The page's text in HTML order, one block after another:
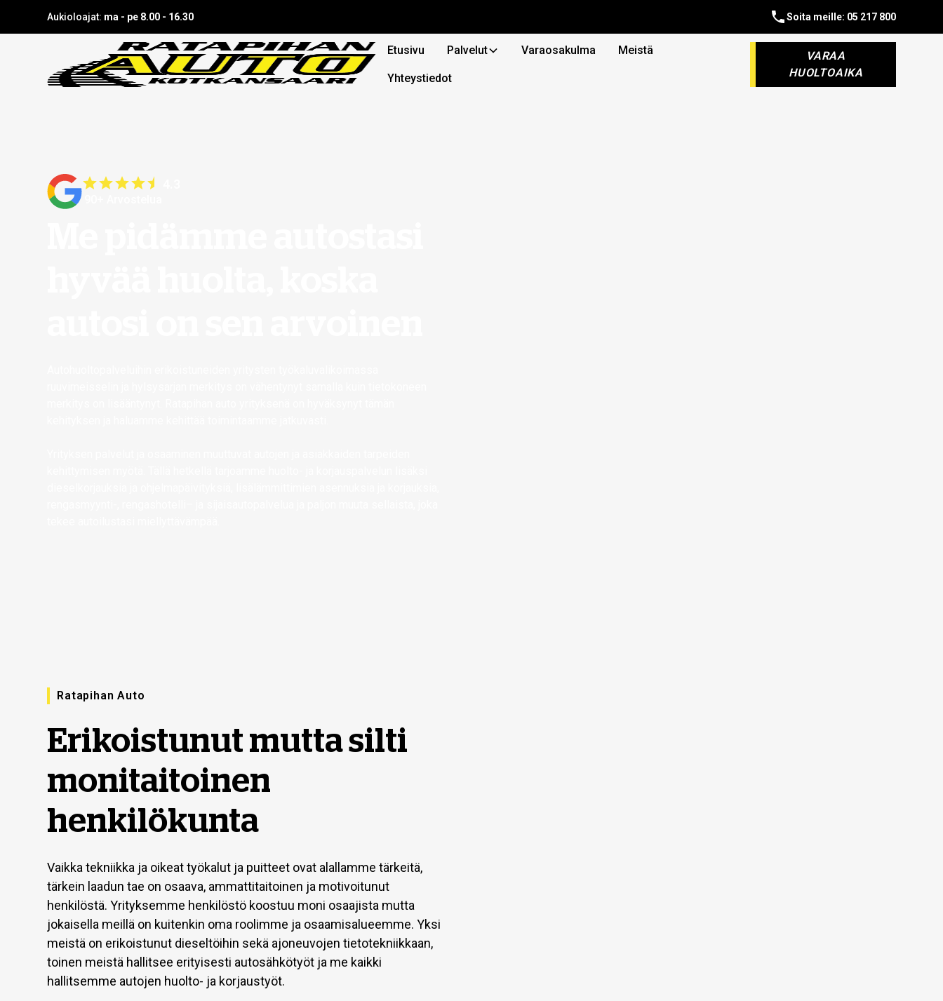
Aukioloajat: ma - pe 8.00 - 16.30 Soita meille: 05 217 800
Etusivu Palvelut Varaosakulma Meistä
Yhteystiedot
VARAA
HUOLTOAIKA
Ratapihan Auto
Erikoistunut mutta silti
monitaitoinen
henkilökunta
Vaikka tekniikka ja oikeat työkalut ja puitteet ovat alallamme tärkeitä,
tärkein laadun tae on osaava, ammattitaitoinen ja motivoitunut
henkilöstä. Yrityksemme henkilöstö koostuu moni osaajista mutta
jokaisella meillä on kuitenkin oma roolimme ja osaamisalueemme. Yksi
meistä on erikoistunut dieseltöihin sekä ajoneuvojen tietotekniikkaan,
toinen meistä hallitsee erityisesti autosähkötyöt ja me kaikki
hallitsemme autojen huolto- ja korjaustyöt.